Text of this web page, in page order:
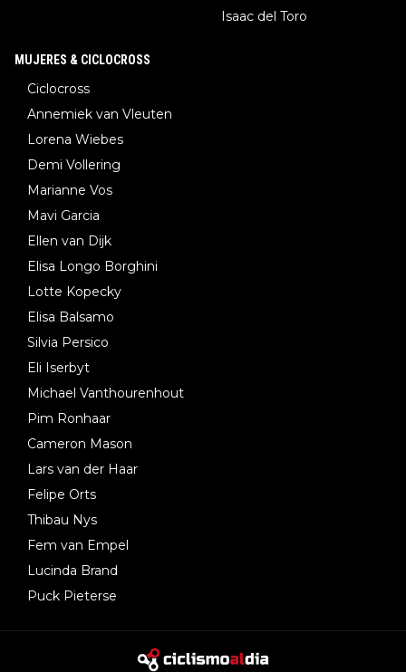
Isaac del Toro
MUJERES & CICLOCROSS
Ciclocross
Annemiek van Vleuten
Lorena Wiebes
Demi Vollering
Marianne Vos
Mavi Garcia
Ellen van Dijk
Elisa Longo Borghini
Lotte Kopecky
Elisa Balsamo
Silvia Persico
Eli Iserbyt
Michael Vanthourenhout
Pim Ronhaar
Cameron Mason
Lars van der Haar
Felipe Orts
Thibau Nys
Fem van Empel
Lucinda Brand
Puck Pieterse